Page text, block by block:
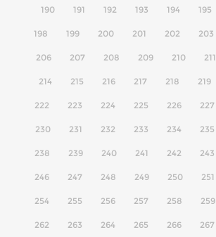
190 191 192 193 194 195
198 199 200 201 202 203
206 207 208 209 210 211
214 215 216 217 218 219
222 223 224 225 226 227
230 231 232 233 234 235
238 239 240 241 242 243
246 247 248 249 250 251
254 255 256 257 258 259
262 263 264 265 266 267